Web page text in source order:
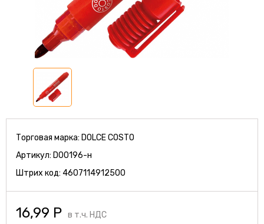
Торговая марка: DOLCE COSTO
Артикул: D00196-н
Штрих код: 4607114912500
16,99 Р в т.ч. НДС